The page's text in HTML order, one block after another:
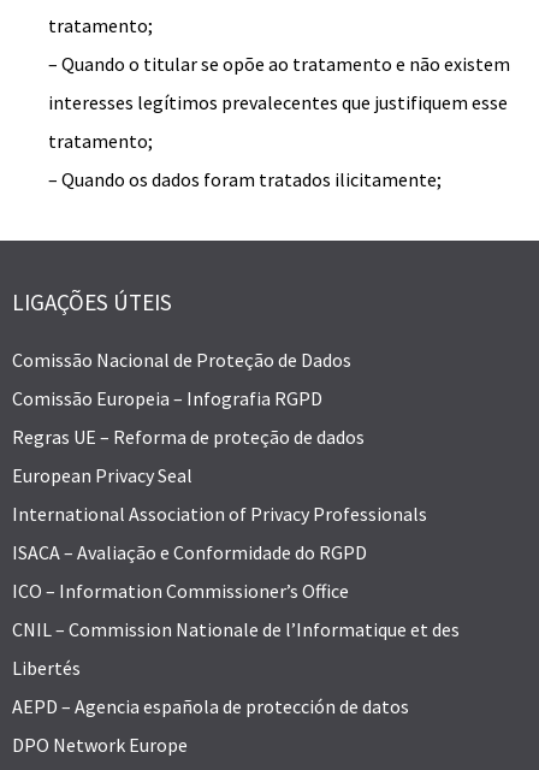
tratamento;
– Quando o titular se opõe ao tratamento e não existem
interesses legítimos prevalecentes que justifiquem esse
tratamento;
– Quando os dados foram tratados ilicitamente;
LIGAÇÕES ÚTEIS
Comissão Nacional de Proteção de Dados
Comissão Europeia – Infografia RGPD
Regras UE – Reforma de proteção de dados
European Privacy Seal
International Association of Privacy Professionals
ISACA – Avaliação e Conformidade do RGPD
ICO – Information Commissioner’s Office
CNIL – Commission Nationale de l’Informatique et des
Libertés
AEPD – Agencia española de protección de datos
DPO Network Europe